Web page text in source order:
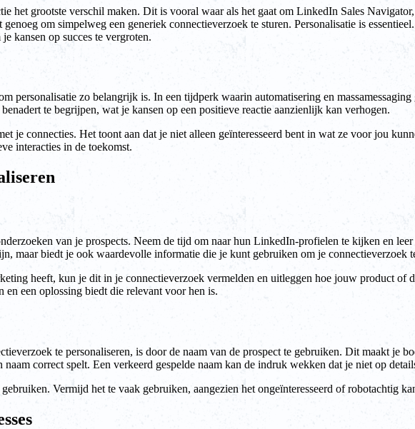
het grootste verschil maken. Dit is vooral waar als het gaat om LinkedIn Sales
om simpelweg een generiek connectieverzoek te sturen. Personalisatie is
kansen op succes te vergroten.
personalisatie zo belangrijk is. In een tijdperk waarin automatisering en
te begrijpen, wat je kansen op een positieve reactie aanzienlijk kan verhogen.
je connecties. Het toont aan dat je niet alleen geïnteresseerd bent in wat ze voor jou
interacties in de toekomst.
van je prospects. Neem de tijd om naar hun LinkedIn-profielen te kijken en
maar biedt je ook waardevolle informatie die je kunt gebruiken om je connectieverzoek
heeft, kun je dit in je connectieverzoek vermelden en uitleggen hoe jouw product of
een oplossing biedt die relevant voor hen is.
te personaliseren, is door de naam van de prospect te gebruiken. Dit maakt je
correct spelt. Een verkeerd gespelde naam kan de indruk wekken dat je niet op
Vermijd het te vaak gebruiken, aangezien het ongeïnteresseerd of robotachtig